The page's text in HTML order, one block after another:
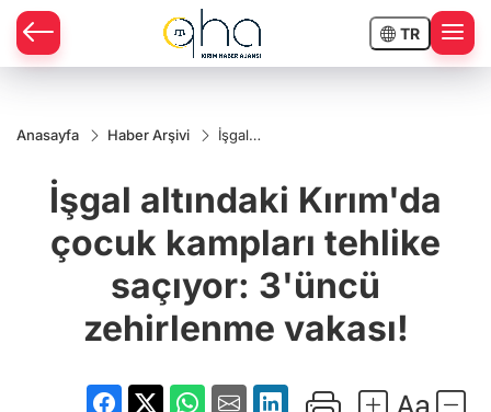
TR
Anasayfa Haber Arşivi
İşgal
çocuk
kampları
saçıyor:
3'üncü
zehirlenme
vakası!
İşgal altındaki Kırım'da
çocuk kampları tehlike
saçıyor: 3'üncü
zehirlenme vakası!